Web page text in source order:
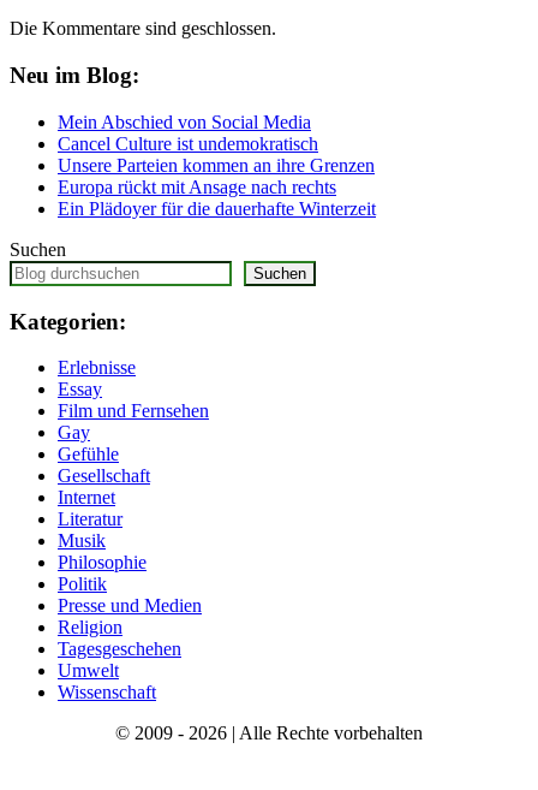
Die Kommentare sind geschlossen.
Neu im Blog:
Mein Abschied von Social Media
Cancel Culture ist undemokratisch
Unsere Parteien kommen an ihre Grenzen
Europa rückt mit Ansage nach rechts
Ein Plädoyer für die dauerhafte Winterzeit
Suchen
Suchen
Kategorien:
Erlebnisse
Essay
Film und Fernsehen
Gay
Gefühle
Gesellschaft
Internet
Literatur
Musik
Philosophie
Politik
Presse und Medien
Religion
Tagesgeschehen
Umwelt
Wissenschaft
© 2009 - 2026 | Alle Rechte vorbehalten